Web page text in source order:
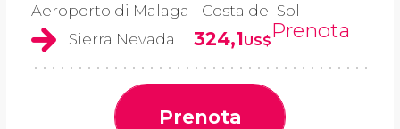
Aeroporto di Malaga - Costa del Sol
Sierra Nevada
324,1US$Prenota
Prenota